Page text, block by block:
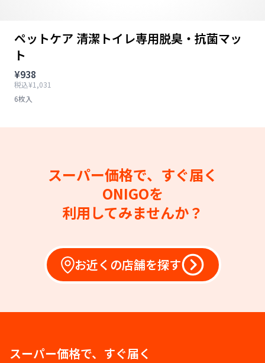
ペットケア 清潔トイレ専用脱臭・抗菌マッ
ト
¥938
税込¥1,031
6枚入
スーパー価格で、すぐ届く
ONIGOを
利用してみませんか？
お近くの店舗を探す
スーパー価格で、すぐ届く